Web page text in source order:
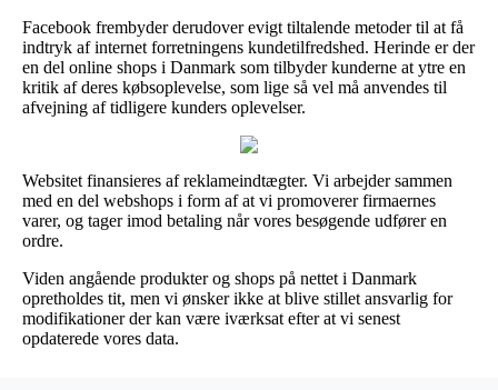
Facebook frembyder derudover evigt tiltalende metoder til at få
indtryk af internet forretningens kundetilfredshed. Herinde er der
en del online shops i Danmark som tilbyder kunderne at ytre en
kritik af deres købsoplevelse, som lige så vel må anvendes til
afvejning af tidligere kunders oplevelser.
Websitet finansieres af reklameindtægter. Vi arbejder sammen
med en del webshops i form af at vi promoverer firmaernes
varer, og tager imod betaling når vores besøgende udfører en
ordre.
Viden angående produkter og shops på nettet i Danmark
opretholdes tit, men vi ønsker ikke at blive stillet ansvarlig for
modifikationer der kan være iværksat efter at vi senest
opdaterede vores data.